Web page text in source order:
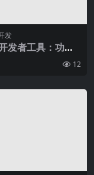
发
发者工具：功能
与使用教程
12